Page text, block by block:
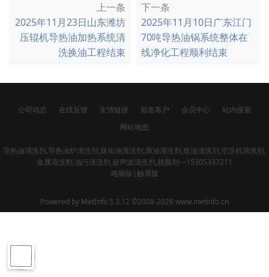
上一条
2025年11月23日山东潍坊
压辊机导热油加热系统清
洗换油工程结束
下一条
2025年11月10日广东江门
70吨导热油锅系统整体在
线净化工程顺利结束
公司动态 在线反馈 友情链接 知名客户 会员中心
站内搜索
网站地图
导热油清洗剂,导热油炉清洗剂,煤焦油清洗剂,原油清洗剂,焦油清洗剂,空压机清洗剂,
金属清洗剂,油污清洗剂,超声波清洗剂,脱脂剂---15305337211
电脑版 |触屏版
Powered by MetInfo 5.3.12 ©2008-2026 www.metinfo.cn